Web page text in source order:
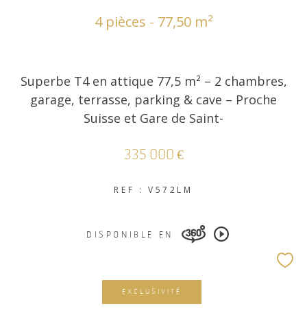
4 pièces - 77,50 m²
Superbe T4 en attique 77,5 m² – 2 chambres,
garage, terrasse, parking & cave – Proche
Suisse et Gare de Saint-
335 000 €
REF : V572LM
DISPONIBLE EN
EXCLUSIVITÉ